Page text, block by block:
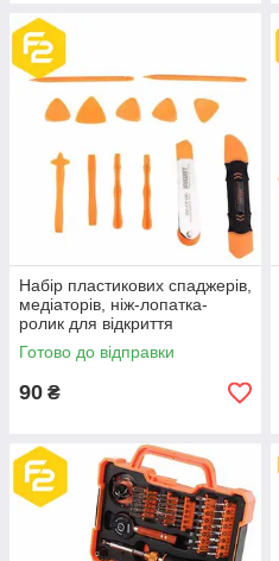
Набір пластикових спаджерів,
медіаторів, ніж-лопатка-
ролик для відкриття
смартфона, JM-OP15
Готово до відправки
90 ₴